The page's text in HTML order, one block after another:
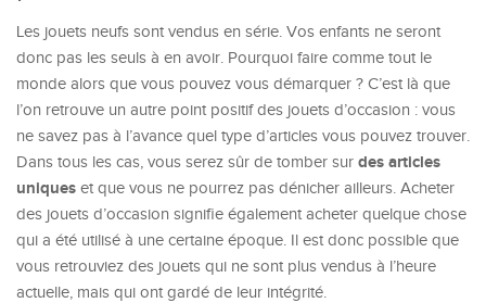
Les jouets neufs sont vendus en série. Vos enfants ne seront
donc pas les seuls à en avoir. Pourquoi faire comme tout le
monde alors que vous pouvez vous démarquer ? C’est là que
l’on retrouve un autre point positif des jouets d’occasion : vous
ne savez pas à l’avance quel type d’articles vous pouvez trouver.
Dans tous les cas, vous serez sûr de tomber sur des articles
uniques et que vous ne pourrez pas dénicher ailleurs. Acheter
des jouets d’occasion signifie également acheter quelque chose
qui a été utilisé à une certaine époque. Il est donc possible que
vous retrouviez des jouets qui ne sont plus vendus à l’heure
actuelle, mais qui ont gardé de leur intégrité.